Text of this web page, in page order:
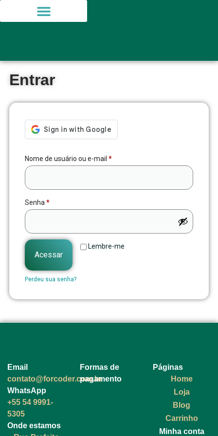
Entrar
Nome de usuário ou e-mail *
Senha *
Lembre-me
Acessar
Perdeu sua senha?
Email
contato@forcoder.com.br
WhatsApp
+55 54 9991-
5305
Onde estamos
Formas de
pagamento
Páginas
Home
Loja
Blog
Carrinho
Minha conta